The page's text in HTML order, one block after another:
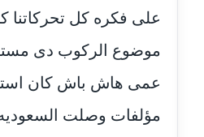
مدونة أمل درويش
عاملة
عاملة
مدونة امل محمود
على فكره كل
موضوع الركوب دى
عمى هاش باش كان
مؤلفات وصلت